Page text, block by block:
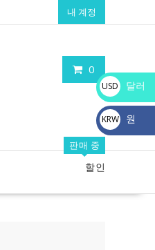
내 계정
0
판매 중
할인
USD
$
달러
KRW
₩
원